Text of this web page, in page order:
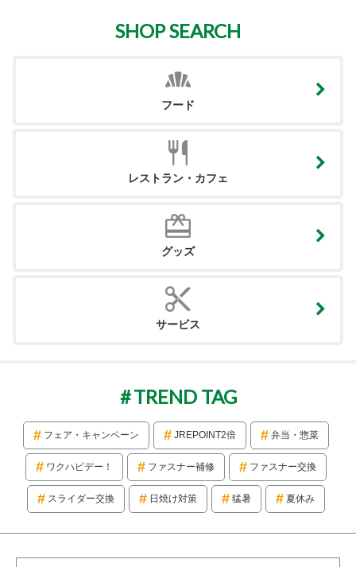
SHOP SEARCH
フード
レストラン・カフェ
グッズ
サービス
TREND TAG
フェア・キャンペーン JREPOINT2倍 弁当・惣菜
ワクハピデー！ ファスナー補修 ファスナー交換
スライダー交換 日焼け対策 猛暑 夏休み